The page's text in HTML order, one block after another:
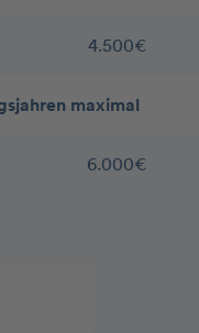
4.500€
maximal
6.000€